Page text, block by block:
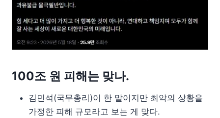
100조 원 피해는 맞나.
김민석(국무총리)이 한 말이지만 최악의 상황을
가정한 피해 규모라고 보는 게 맞다.